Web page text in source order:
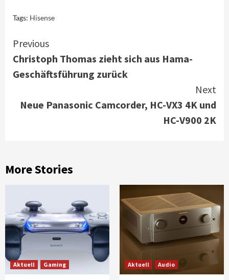
Tags: Hisense
Continue
Reading
Previous
Christoph Thomas zieht sich aus Hama-
Geschäftsführung zurück
Next
Neue Panasonic Camcorder, HC-VX3 4K und
HC-V900 2K
More Stories
Aktuell Gaming Aktuell Audio